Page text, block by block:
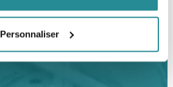
Personnaliser